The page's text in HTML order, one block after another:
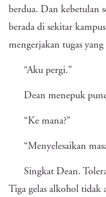
berdua. Dan kebetulan
berada di sekitar
mengerjakan tugas
“Aku pergi.”
Dean menepuk
“Ke mana?”
“Menyelesaikan
Singkat Dean.
Tiga gelas alkohol tidak